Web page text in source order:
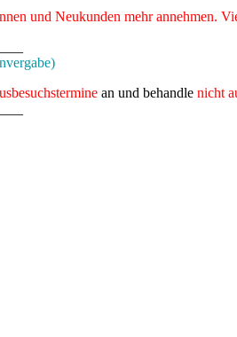
und Neukunden mehr annehmen.
an und behandle nicht